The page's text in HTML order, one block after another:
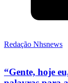
Redação Nhsnews
“Gente, hoje